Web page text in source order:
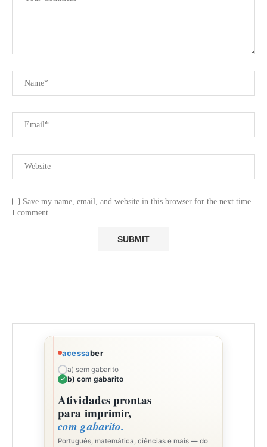
Save my name, email, and website in this browser for the next time
I comment.
acessaber
a) sem gabarito
b) com gabarito
Atividades prontas
para imprimir,
com gabarito.
Português, matemática, ciências e mais — do